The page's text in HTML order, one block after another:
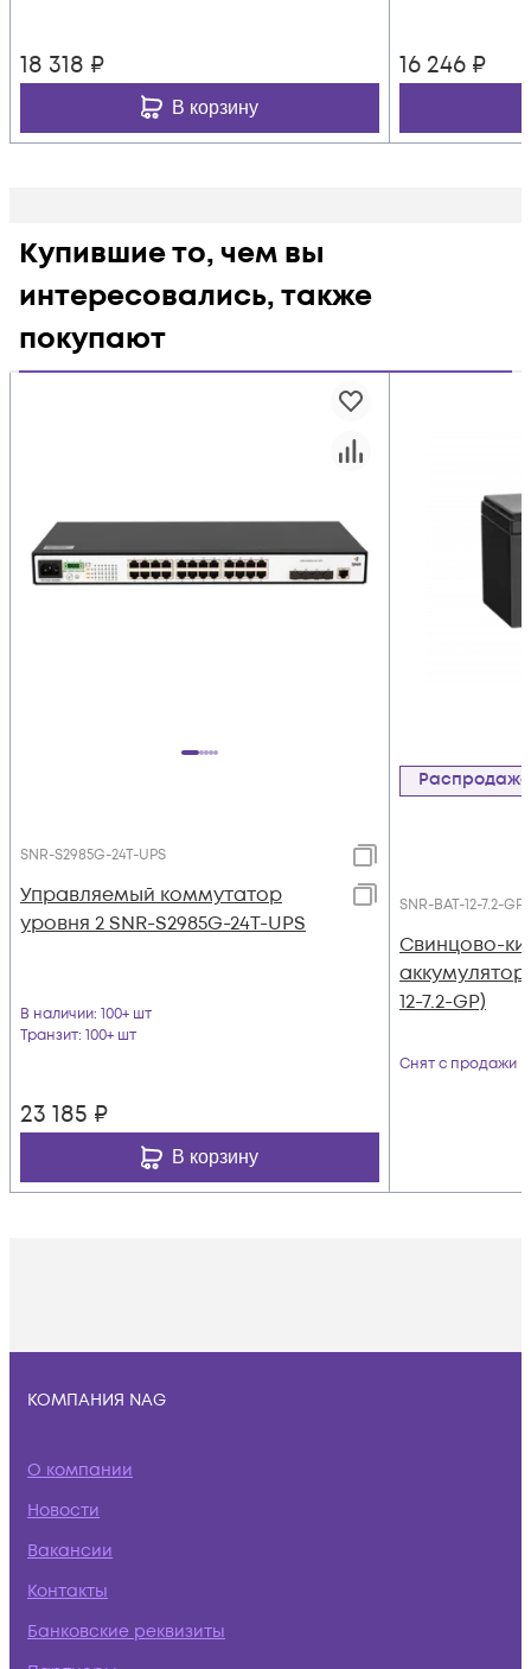
18 318 ₽
В корзину
16 246 ₽
Купившие то, чем вы
интересовались, также
покупают
SNR-S2985G-24T-UPS
Управляемый коммутатор
уровня 2 SNR-S2985G-24T-UPS
В наличии: 100+ шт
Транзит: 100+ шт
23 185 ₽
В корзину
Распродажа
SNR-BAT-12-7.2-GP
Свинцово-
аккумулятор
12-7.2-GP)
Снят с продажи
КОМПАНИЯ NAG
О компании
Новости
Вакансии
Контакты
Банковские реквизиты